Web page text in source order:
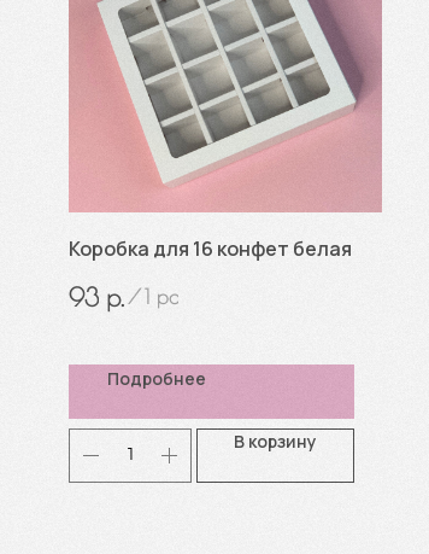
Коробка для 16 конфет белая
93 р. /1 pc
Подробнее
В корзину